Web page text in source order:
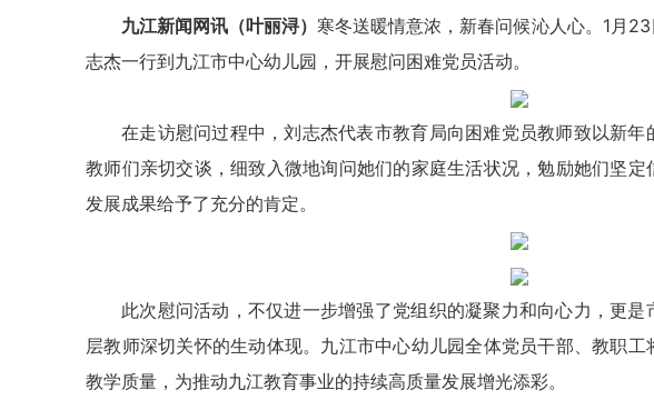
九江新闻网讯（叶丽浔）寒冬送暖情意浓，新春问候沁人心。1月
志杰一行到九江市中心幼儿园，开展慰问困难党员活动。
在走访慰问过程中，刘志杰代表市教育局向困难党员教师致以新
教师们亲切交谈，细致入微地询问她们的家庭生活状况，勉励她们坚
发展成果给予了充分的肯定。
此次慰问活动，不仅进一步增强了党组织的凝聚力和向心力，更
层教师深切关怀的生动体现。九江市中心幼儿园全体党员干部、教职
教学质量，为推动九江教育事业的持续高质量发展增光添彩。